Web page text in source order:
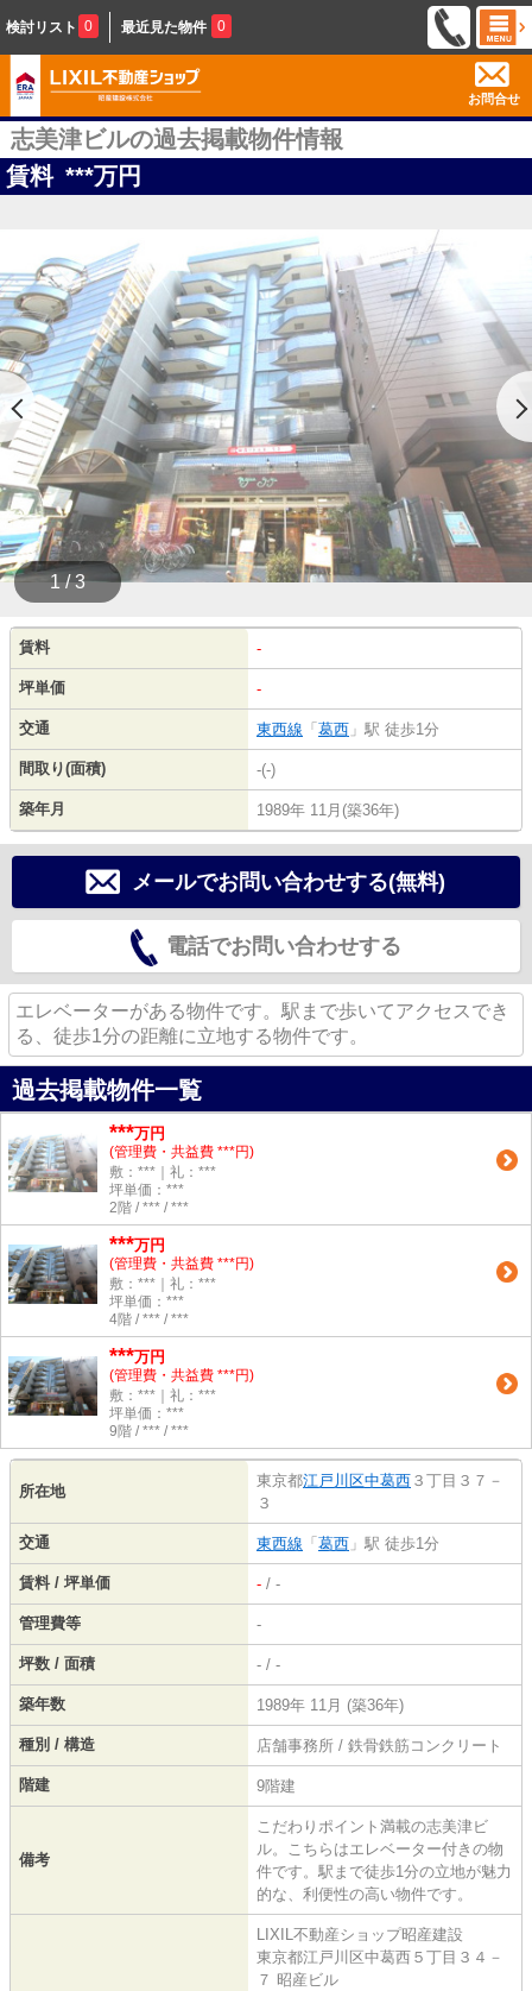
検討リスト 0 最近見た物件 0
お問合せ
志美津ビルの過去掲載物件情報
賃料 ***万円
1 / 3
賃料 -
坪単価 -
交通 東西線 「 葛西 」駅 徒歩1分
間取り(面積) -(-)
築年月 1989年 11月(築36年)
メールでお問い合わせする(無料)
電話でお問い合わせする
エレベーターがある物件です。駅まで歩いてアクセスでき
る、徒歩1分の距離に立地する物件です。
過去掲載物件一覧
***万円
(管理費・共益費 ***円)
敷：***｜礼：***
坪単価：***
2階 / *** / ***
***万円
(管理費・共益費 ***円)
敷：***｜礼：***
坪単価：***
4階 / *** / ***
***万円
(管理費・共益費 ***円)
敷：***｜礼：***
坪単価：***
9階 / *** / ***
所在地
東京都江戸川区中葛西 ３丁目３７－
３
交通 東西線 「 葛西 」駅 徒歩1分
賃料 / 坪単価 - / -
管理費等 -
坪数 / 面積 - / -
築年数 1989年 11月 (築36年)
種別 / 構造 店舗事務所 / 鉄骨鉄筋コンクリート
階建 9階建
備考
こだわりポイント満載の志美津ビ
ル。こちらはエレベーター付きの物
件です。駅まで徒歩1分の立地が魅力
的な、利便性の高い物件です。
LIXIL不動産ショップ昭産建設
東京都江戸川区中葛西５丁目３４－
７ 昭産ビル